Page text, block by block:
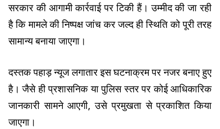
सरकार की आगामी कार्रवाई पर टिकी हैं। उम्मीद की जा रही
है कि मामले की निष्पक्ष जांच कर जल्द ही स्थिति को पूरी तरह
सामान्य बनाया जाएगा।
दस्तक पहाड़ न्यूज लगातार इस घटनाक्रम पर नजर बनाए हुए
है। जैसे ही प्रशासनिक या पुलिस स्तर पर कोई आधिकारिक
जानकारी सामने आएगी, उसे प्रमुखता से प्रकाशित किया
जाएगा।